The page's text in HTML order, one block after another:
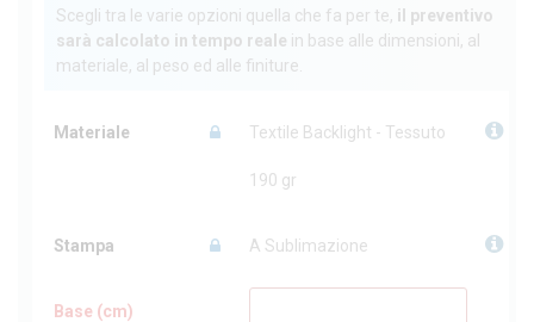
Scegli tra le varie opzioni quella che fa per te, il preventivo
sarà calcolato in tempo reale in base alle dimensioni, al
materiale, al peso ed alle finiture.
Materiale Textile Backlight - Tessuto
190 gr
Stampa A Sublimazione
Base (cm)